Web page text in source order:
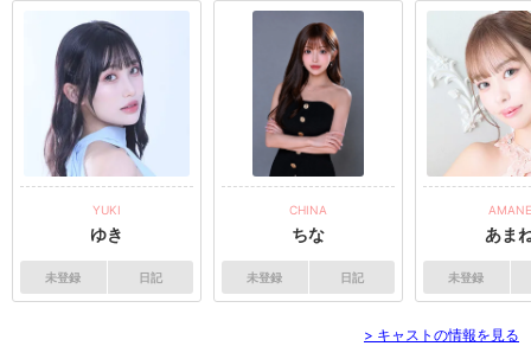
✨キャスト様掲載✨
蒼 みらいさんのお写真を掲載しました(*´ω｀*) 蒼 みら
いさんのページはこちら★ 💓🧸きゃばきゃば公式SN
Sをチェック🧸💓 ・TikTok ・Instagram ・Twitter ・Y
ouTube
（03/16 18:15）
> ホットニュース一覧を見る
YUKI
ゆき
未登録 日記
CHINA
ちな
未登録 日記
AMANE
あま
未登録
> キャストの情報を見る